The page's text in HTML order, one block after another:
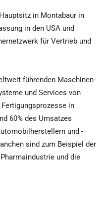
in Montabaur in
in den USA und
für Vertrieb und
führenden Maschinen-
und Services von
in
60% des Umsatzes
und -
sind zum Beispiel der
und die